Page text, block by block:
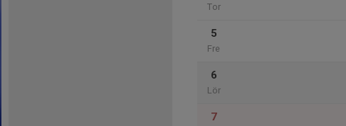
Tor
5
Fre
6
Lör
7